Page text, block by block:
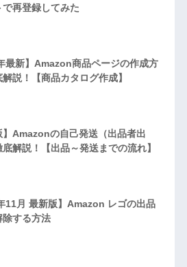
で再登録してみた
最新】Amazon商品ページの作成方
説！【商品カタログ作成】
】Amazonの自己発送（出品者出
解説！【出品～発送までの流れ】
11月 最新版】Amazon レゴの出品
除する方法